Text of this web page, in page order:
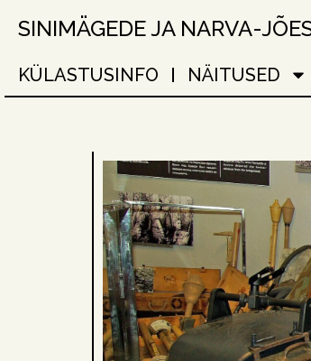
SINIMÄGEDE JA NARVA-
KÜLASTUSINFO NÄITUSED